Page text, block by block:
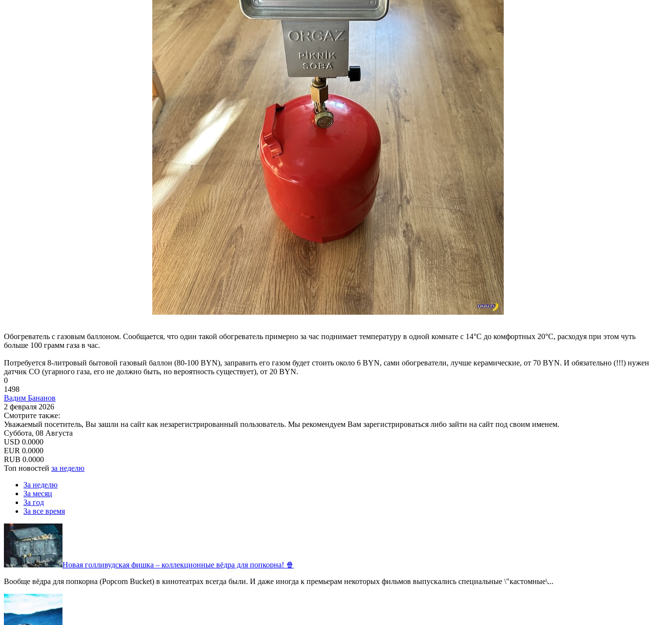
Обогреватель с газовым баллоном. Сообщается, что один такой обогреватель примерно за час поднимает температуру в одной комнате с 14°С до комфортных 20°С, расходуя при этом чуть
больше 100 грамм газа в час.
Потребуется 8-литровый бытовой газовый баллон (80-100 BYN), заправить его газом будет стоить около 6 BYN, сами обогреватели, лучше керамические, от 70 BYN. И обязательно (!!!) нужен
датчик CO (угарного газа, его не должно быть, но вероятность существует), от 20 BYN.
0
1498
Вадим Бананов
2 февраля 2026
Смотрите также:
Уважаемый посетитель, Вы зашли на сайт как незарегистрированный пользователь. Мы рекомендуем Вам зарегистрироваться либо зайти на сайт под своим именем.
Суббота, 08 Августа
USD 0.0000
EUR 0.0000
RUB 0.0000
Топ новостей за неделю
За неделю
За месяц
За год
За все время
Новая голливудская фишка – коллекционные вёдра для попкорна! 🍿
Вообще вёдра для попкорна (Popcorn Bucket) в кинотеатрах всегда были. И даже иногда к премьерам некоторых фильмов выпускались специальные \"кастомные\...